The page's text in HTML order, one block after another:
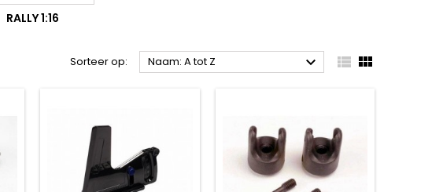
RALLY 1:16
Sorteer op: Naam: A tot Z   